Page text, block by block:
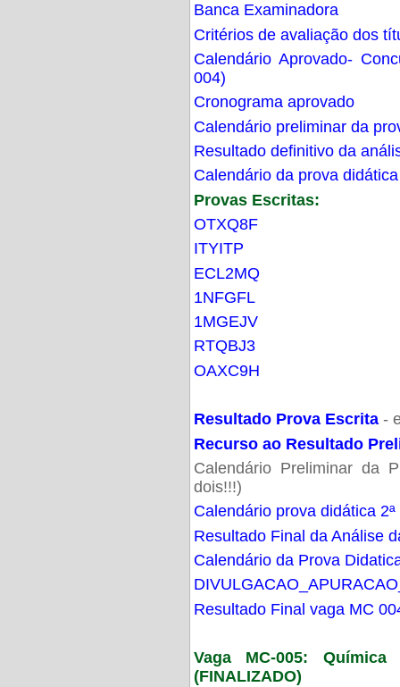
Banca Examinadora
Critérios de avaliação dos
Calendário Aprovado-
004)
Cronograma aprovado
Calendário preliminar da
Resultado definitivo da
Calendário da prova didática
Provas Escritas:
OTXQ8F
ITYITP
ECL2MQ
1NFGFL
1MGEJV
RTQBJ3
OAXC9H
Resultado Prova Escrita -
Recurso ao Resultado
Calendário Preliminar da
dois!!!)
Calendário prova didática
Resultado Final da Análise
Calendário da Prova
Resultado Final vaga MC
Vaga MC-005:
(FINALIZADO)